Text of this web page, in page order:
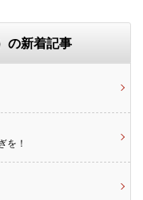
の新着記事
を！